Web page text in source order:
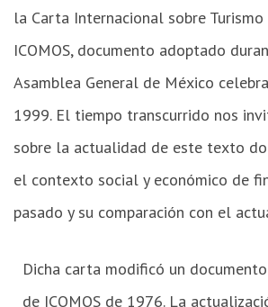
la Carta Internacional sobre
ICOMOS, documento adoptado
Asamblea General de México
1999. El tiempo transcurrido nos
sobre la actualidad de este texto
el contexto social y económico de
pasado y su comparación con el
Humahuaca,
Jujuy.
Dicha carta modificó un
de ICOMOS de 1976. La